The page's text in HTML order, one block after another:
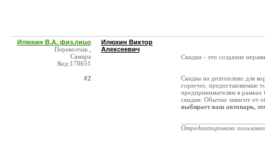
Илюхин В.А. физ.лицо
Перевозчик ,
Самара
Код:178651
#2
Илюхин Виктор
Алексеевич
Скидки - это создание
Скидка на дизтопливо для
горючее, предоставляемые
предпринимателям в рамках
скидки: Обычно зависит от
выбирает ваш автопарк,
Отредактировано